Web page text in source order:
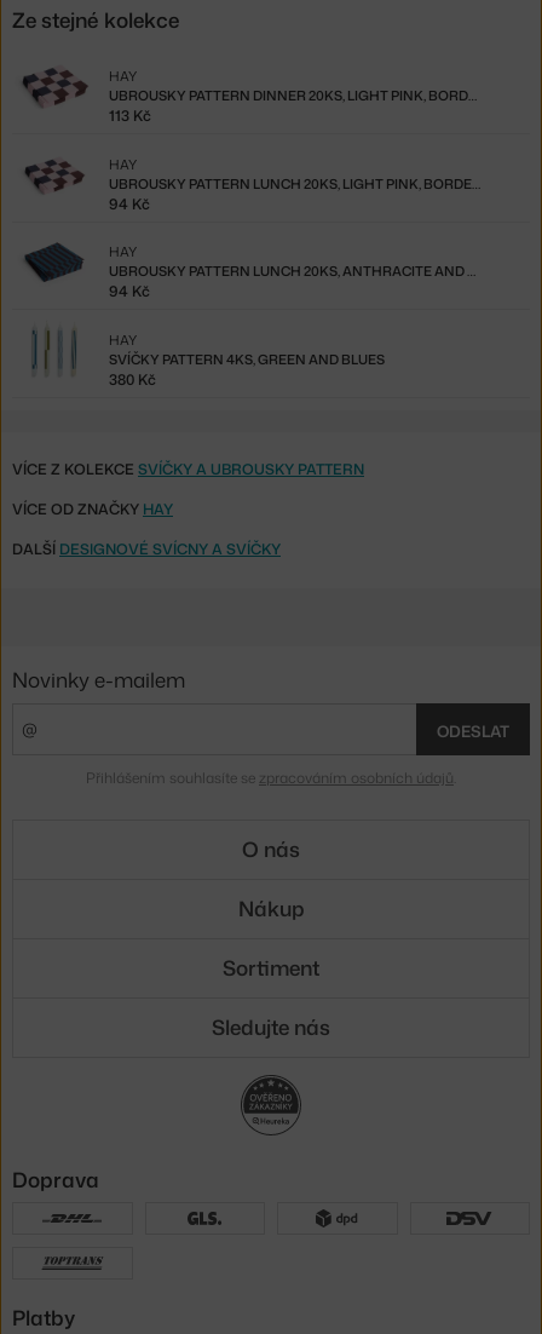
Ze stejné kolekce
UBROUSKY PATTERN DINNER 20KS, LIGHT PINK, BORDEAUX AND BLACK M CHECK
HAY
113 Kč
UBROUSKY PATTERN LUNCH 20KS, LIGHT PINK, BORDEAUX AND BLACK M CHECK
HAY
94 Kč
UBROUSKY PATTERN LUNCH 20KS, ANTHRACITE AND BORDEAUX PILLAR STRIPE
HAY
94 Kč
SVÍČKY PATTERN 4KS, GREEN AND BLUES
HAY
380 Kč
VÍCE Z KOLEKCE SVÍČKY A UBROUSKY PATTERN
VÍCE OD ZNAČKY HAY
DALŠÍ DESIGNOVÉ SVÍCNY A SVÍČKY
Novinky e-mailem
ODESLAT
Přihlášením souhlasíte se zpracováním osobních údajů
O nás
Nákup
Sortiment
Sledujte nás
Doprava
Platby